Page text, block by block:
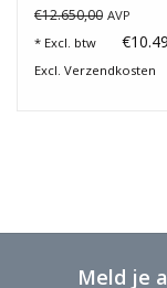
€12.650,00 AVP
* Excl. btw
Excl. Verzendkosten
Meld je